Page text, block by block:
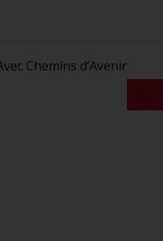
Chemins d’Avenir